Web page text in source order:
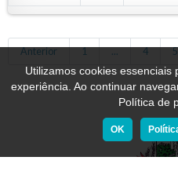
Utilizamos cookies
experiência. Ao continuar
Política de
OK
Anterior 1 ... 4 5